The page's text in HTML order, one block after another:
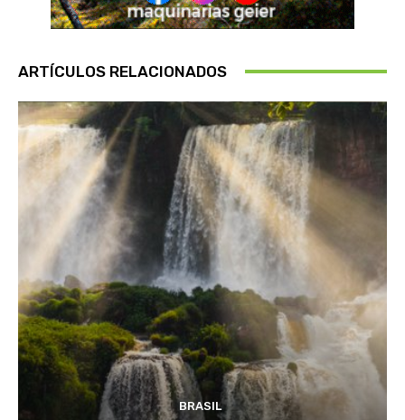
ARTÍCULOS RELACIONADOS
BRASIL